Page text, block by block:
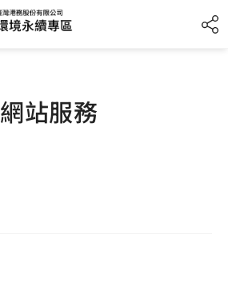
網站服務